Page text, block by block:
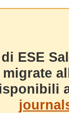
ESE